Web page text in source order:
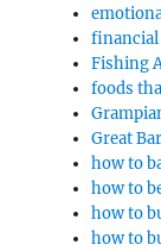
financial
Fishing
foods
Great
how to
how to
how to
how to